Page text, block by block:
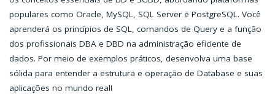
populares como Oracle, MySQL, SQL Server e PostgreSQL. Você
aprenderá os princípios de SQL, comandos de Query e a função
dos profissionais DBA e DBD na administração eficiente de
dados. Por meio de exemplos práticos, desenvolva uma base
sólida para entender a estrutura e operação de Database e suas
aplicações no mundo real!